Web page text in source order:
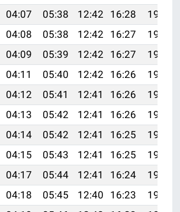
04:07 05:38 12:42 16:28
19:37
04:08 05:38 12:42 16:27
19:35
04:09 05:39 12:42 16:27
19:34
04:11 05:40 12:42 16:26
19:33
04:12 05:41 12:41 16:26
19:32
04:13 05:42 12:41 16:26
19:31
04:14 05:42 12:41 16:25
19:30
04:15 05:43 12:41 16:25
19:28
04:17 05:44 12:41 16:24
19:27
04:18 05:45 12:40 16:23
19:26